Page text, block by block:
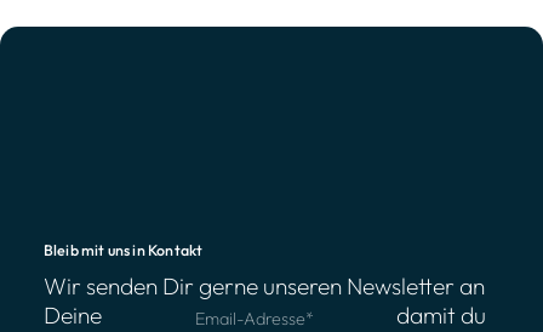
Bleib mit uns in Kontakt
Wir senden Dir gerne unseren Newsletter an
Deine
damit du